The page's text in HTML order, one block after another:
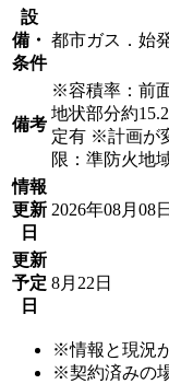
設
備・
条件
都市ガス．始
備考
※容積率：前
地状部分約
定有 ※計画が
限：準防火地
情報
更新
日
2026年08月08日
更新
予定
日
8月22日
※情報と現況
※契約済みの